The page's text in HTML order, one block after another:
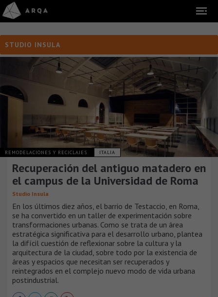
STUDIO INSULA
REMODELACIONES Y RECICLAJES ITALIA
Recuperación del antiguo matadero en
el campus de la Universidad de Roma
Studio Insula
En los últimos diez años, el barrio de Testaccio, en Roma,
se ha convertido en un taller de experimentación sobre
transformaciones urbanas. Como se trata de un área
estratégica significativa para el desarrollo urbano, plantea
la difícil cuestión de reflexionar sobre la cultura y la
arquitectura de la ciudad, sobre todo por la existencia de
áreas y espacios que necesitan ser recuperados y
reintegrados en el complejo nuevo modo de vida urbana
postindustrial.